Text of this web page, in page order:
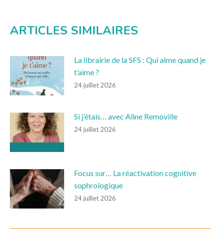
ARTICLES SIMILAIRES
La librairie de la SFS : Qui aime quand je
t’aime ?
24 juillet 2026
Si j’étais… avec Aline Removille
24 juillet 2026
Focus sur… La réactivation cognitive
sophrologique
24 juillet 2026